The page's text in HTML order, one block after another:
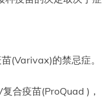
(Varivax)的禁忌症。
合疫苗(ProQuad )，